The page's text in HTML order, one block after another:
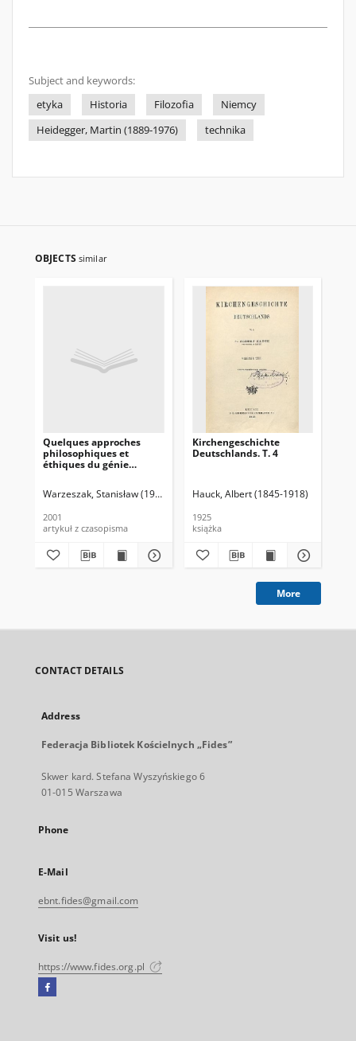
Subject and keywords:
etyka
Historia Filozofia
Niemcy
Heidegger, Martin (1889-1976)
technika
OBJECTS similar
Quelques approches
philosophiques et
éthiques du génie
Warzeszak, Stanisław (1958- )
2001
artykuł z czasopisma
Kirchengeschichte
Deutschlands. T. 4
Hauck, Albert (1845-1918)
1925
książka
More
CONTACT DETAILS
Address
Federacja Bibliotek Kościelnych „Fides”
Skwer kard. Stefana Wyszyńskiego 6
01-015 Warszawa
Phone
E-Mail
ebnt.fides@gmail.com
Visit us!
https://www.fides.org.pl
Facebook